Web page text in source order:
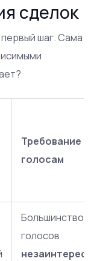
сделок
шаг. Сама
Требование к
голосам
Большинством
голосов